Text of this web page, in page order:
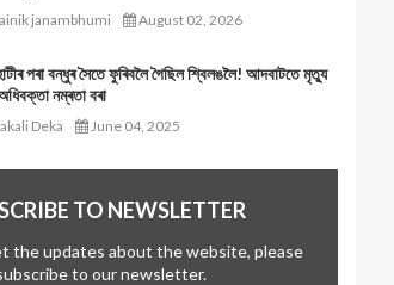
janambhumi August 02, 2026
পৰা বন্ধুৰ সৈতে ফুৰিবলৈ গৈছিল শ্বিলঙলৈ! আদবাটতে মৃত্যু
নম্ৰতা বৰা
Deka June 04, 2025
TO NEWSLETTER
the updates about the website, please
to our newsletter.